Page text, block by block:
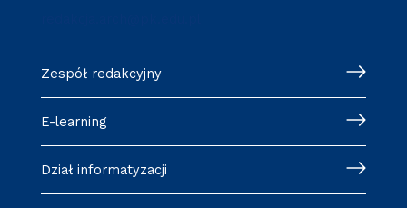
Zespół redakcyjny
E-learning
Dział informatyzacji